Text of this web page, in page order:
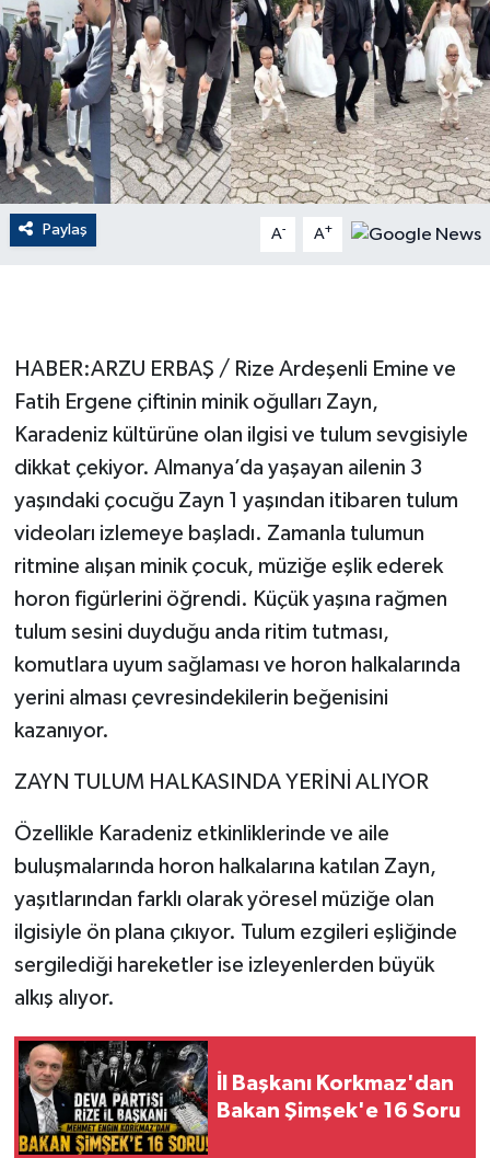
Paylaş A- A+
HABER:ARZU ERBAŞ / Rize Ardeşenli Emine ve
Fatih Ergene çiftinin minik oğulları Zayn,
Karadeniz kültürüne olan ilgisi ve tulum sevgisiyle
dikkat çekiyor. Almanya’da yaşayan ailenin 3
yaşındaki çocuğu Zayn 1 yaşından itibaren tulum
videoları izlemeye başladı. Zamanla tulumun
ritmine alışan minik çocuk, müziğe eşlik ederek
horon figürlerini öğrendi. Küçük yaşına rağmen
tulum sesini duyduğu anda ritim tutması,
komutlara uyum sağlaması ve horon halkalarında
yerini alması çevresindekilerin beğenisini
kazanıyor.
ZAYN TULUM HALKASINDA YERİNİ ALIYOR
Özellikle Karadeniz etkinliklerinde ve aile
buluşmalarında horon halkalarına katılan Zayn,
yaşıtlarından farklı olarak yöresel müziğe olan
ilgisiyle ön plana çıkıyor. Tulum ezgileri eşliğinde
sergilediği hareketler ise izleyenlerden büyük
alkış alıyor.
İl Başkanı Korkmaz'dan
Bakan Şimşek'e 16 Soru
Dünya
EĞİTİM
EKONOMİ
English News
Finans
GENEL
GÜNDEM
Güvenlik
HABERDE İNSAN
İNSAN
İş Dünyası
Jandarma
Kadın
MAGAZİN
Otomobil
Sağlık
SİYASET